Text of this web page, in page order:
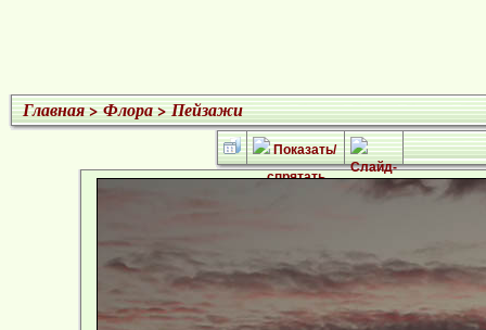
Главная>Флора>Пейзажи